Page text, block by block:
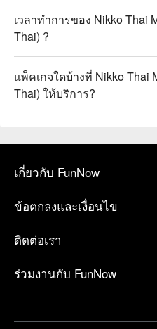
เวลาทำการของ Nikko Thai
Thai) ?
แพ็คเกจใดบ้างที่ Nikko Thai
Thai) ให้บริการ?
เกี่ยวกับ FunNow
ข้อตกลงและเงื่อนไข
ติดต่อเรา
ร่วมงานกับ FunNow